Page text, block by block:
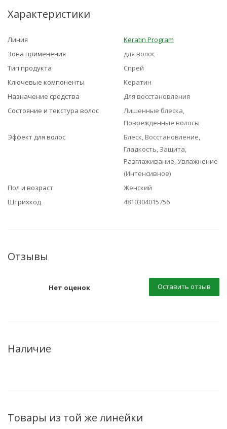
Характеристики
Линия
Keratin Program
Зона применения
для волос
Тип продукта
Спрей
Ключевые компоненты
Кератин
Назначение средства
Для восстановления
Состояние и текстура волос
Лишенные блеска,
Поврежденные волосы
Эффект для волос
Блеск, Восстановление,
Гладкость, Защита,
Разглаживание, Увлажнение
(Интенсивное)
Пол и возраст
Женский
Штрихкод
4810304015756
Отзывы
Нет оценок Оставить отзыв
Наличие
Товары из той же линейки